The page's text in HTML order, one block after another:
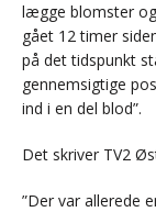
lægge blomster
gået 12 timer
på det tidspunkt
gennemsigtige
ind i en del blod”.
Det skriver TV2
”Der var allerede